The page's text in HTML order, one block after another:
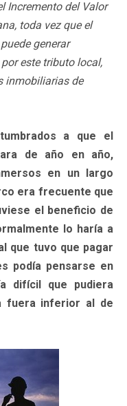
Incremento del Valor
toda vez que el
generar
este tributo local,
inmobiliarias de
a que el
de año en año,
en un largo
era frecuente que
el beneficio de
lo haría a
que tuvo que pagar
podía pensarse en
difícil que pudiera
fuera inferior al de